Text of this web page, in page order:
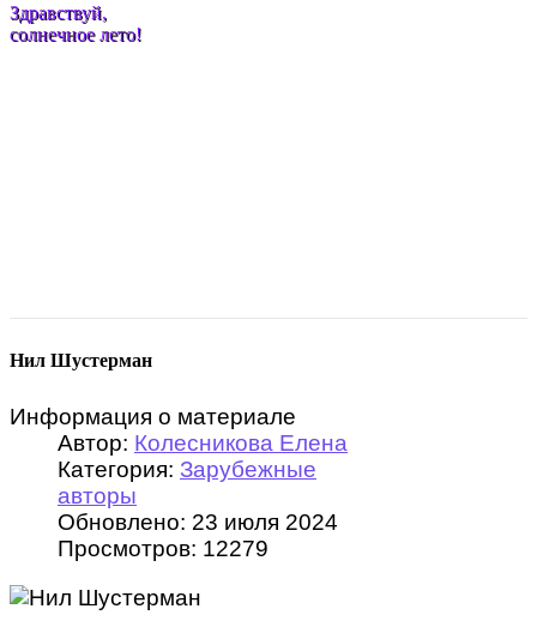
Здравствуй,
солнечное лето!
Нил Шустерман
Информация о материале
Автор: Колесникова Елена
Категория: Зарубежные
авторы
Обновлено: 23 июля 2024
Просмотров: 12279